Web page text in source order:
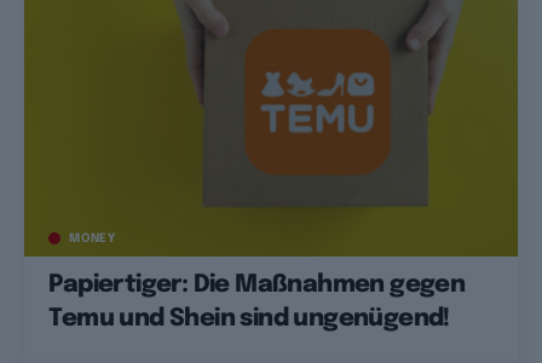
MONEY
Papiertiger: Die Maßnahmen gegen
Temu und Shein sind ungenügend!